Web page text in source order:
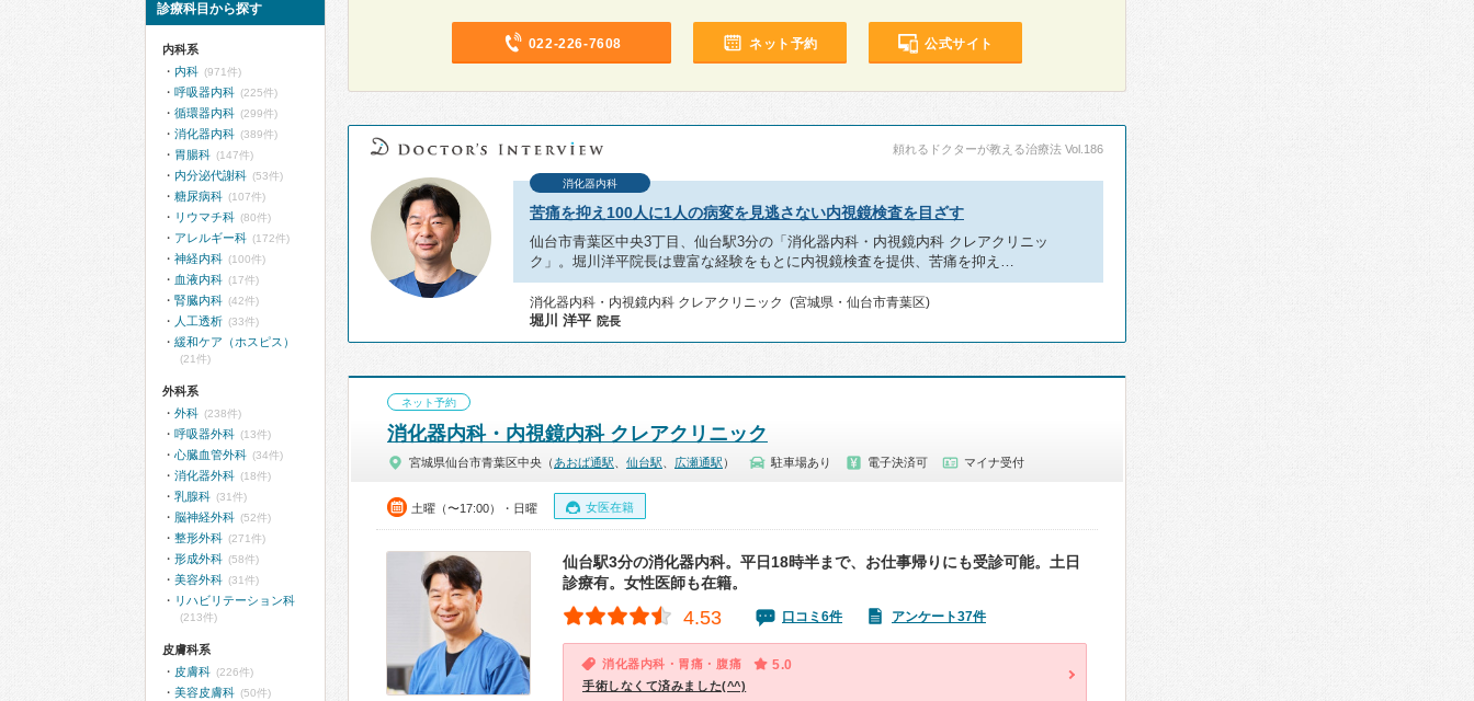
022-226-7608 ネット予約 公式サイト
頼れるドクターが教える治療法 Vol.186
消化器内科
苦痛を抑え100人に1人の病変を見逃さない内視鏡検査を目ざす
仙台市青葉区中央3丁目、仙台駅3分の「消化器内科・内視鏡内科 クレアクリニッ
ク」。堀川洋平院長は豊富な経験をもとに内視鏡検査を提供、苦痛を抑え…
消化器内科・内視鏡内科 クレアクリニック (宮城県・仙台市青葉区)
堀川 洋平 院長
ネット予約
消化器内科・内視鏡内科 クレアクリニック
宮城県仙台市青葉区中央（ あおば通駅 仙台駅 広瀬通駅 ） 駐車場あり 電子決済可 マイナ受付
土曜（〜17:00）・日曜 女医在籍
仙台駅3分の消化器内科。平日18時半まで、お仕事帰りにも受診可能。土日
診療有。女性医師も在籍。
4.53 口コミ6件 アンケート37件
消化器内科・胃痛・腹痛 5.0
手術しなくて済みました(^^)
診療科目から探す
内科系
内科 (971件)
呼吸器内科 (225件)
循環器内科 (299件)
消化器内科 (389件)
胃腸科 (147件)
内分泌代謝科 (53件)
糖尿病科 (107件)
リウマチ科 (80件)
アレルギー科 (172件)
神経内科 (100件)
血液内科 (17件)
腎臓内科 (42件)
人工透析 (33件)
緩和ケア（ホスピス）
(21件)
外科系
外科 (238件)
呼吸器外科 (13件)
心臓血管外科 (34件)
消化器外科 (18件)
乳腺科 (31件)
脳神経外科 (52件)
整形外科 (271件)
形成外科 (58件)
美容外科 (31件)
リハビリテーション科
(213件)
皮膚科系
皮膚科 (226件)
美容皮膚科 (50件)